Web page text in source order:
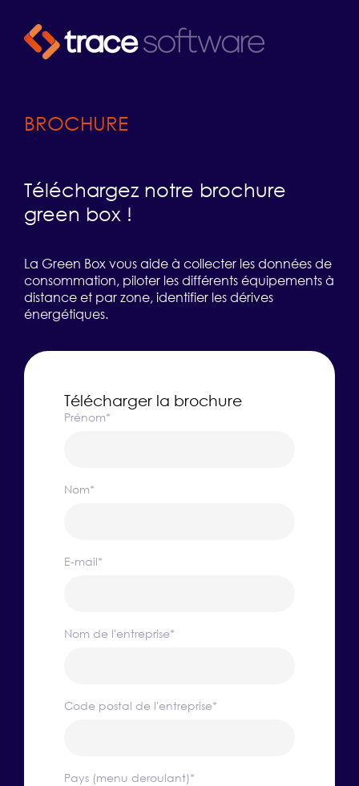
BROCHURE
Téléchargez notre brochure
green box !
La Green Box vous aide à collecter les données de
consommation, piloter les différents équipements à
distance et par zone, identifier les dérives
énergétiques.
Télécharger la brochure
Prénom*
Nom*
E-mail*
Nom de l'entreprise*
Code postal de l'entreprise*
Pays (menu deroulant)*